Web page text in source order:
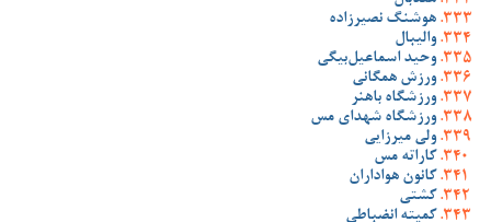
هوشنگ نصیرزاده
والیبال
وحید اسماعیل‌بیگی
ورزش همگانی
ورزشگاه باهنر
ورزشگاه شهدای مس
ولی میرزایی
کاراته مس
کانون هواداران
کشتی
کمیته انضباطی